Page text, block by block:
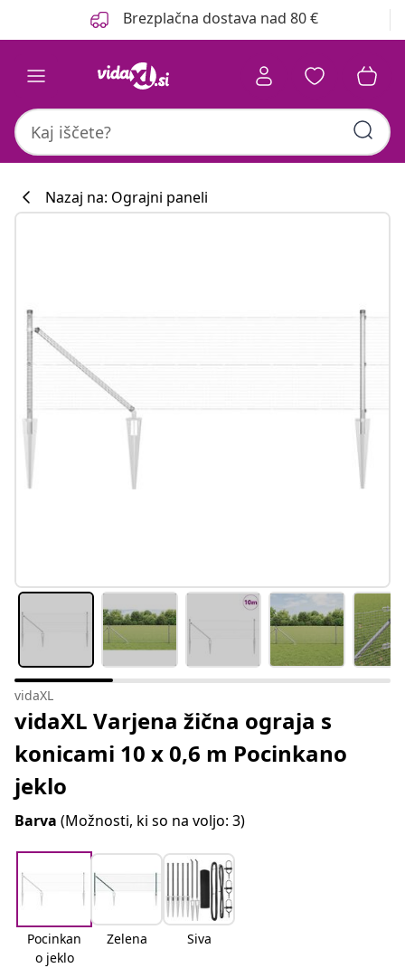
Brezplačna dostava nad 80 €
Nazaj na: Ograjni paneli
vidaXL
vidaXL Varjena žična ograja s
konicami 10 x 0,6 m Pocinkano
jeklo
Barva (Možnosti, ki so na voljo: 3)
Pocinkan
o jeklo
Zelena Siva